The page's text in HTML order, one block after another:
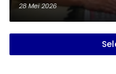
28 Mei 2026